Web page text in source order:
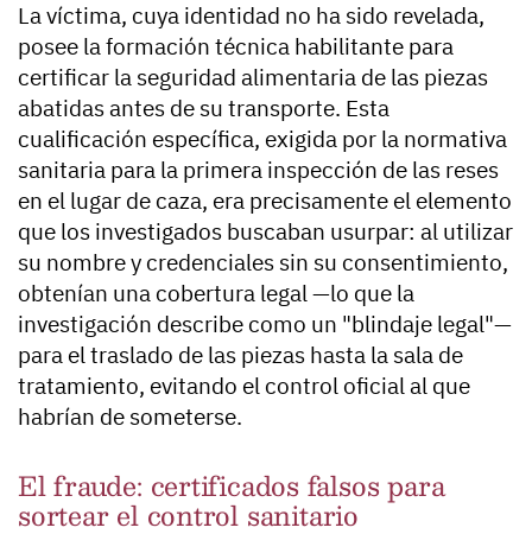
La víctima, cuya identidad no ha sido revelada,
posee la formación técnica habilitante para
certificar la seguridad alimentaria de las piezas
abatidas antes de su transporte. Esta
cualificación específica, exigida por la normativa
sanitaria para la primera inspección de las reses
en el lugar de caza, era precisamente el elemento
que los investigados buscaban usurpar: al utilizar
su nombre y credenciales sin su consentimiento,
obtenían una cobertura legal —lo que la
investigación describe como un "blindaje legal"—
para el traslado de las piezas hasta la sala de
tratamiento, evitando el control oficial al que
habrían de someterse.
El fraude: certificados falsos para
sortear el control sanitario